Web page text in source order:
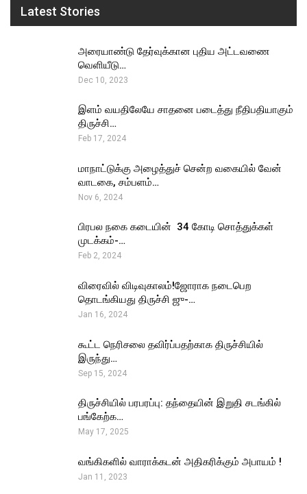
Latest Stories
அரையாண்டு தேர்வுக்கான புதிய அட்டவணை
வெளியீடு…
Dec 10, 2023
இளம் வயதிலேயே சாதனை படைத்து நீதிபதியாகும்
திருச்சி…
Feb 17, 2024
மாநாட்டுக்கு அழைத்துச் சென்ற வகையில் வேன்
வாடகை, சம்பளம்…
Nov 6, 2024
பிரபல நகை கடையின் ₹ 34 கோடி சொத்துக்கள்
முடக்கம்-…
Feb 2, 2024
விரைவில் விடிவுகாலம்!ஜோராக நடைபெற
தொடங்கியது திருச்சி ஜு-…
Jan 16, 2024
கூட்ட நெரிசலை தவிர்ப்பதற்காக திருச்சியில்
இருந்து…
Sep 15, 2024
திருச்சியில் பரபரப்பு: தந்தையின் இறுதி சடங்கில்
பங்கேற்க…
May 17, 2025
வங்கிகளில் வாராக்கடன் அதிகரிக்கும் அபாயம் !
Jan 11, 2023